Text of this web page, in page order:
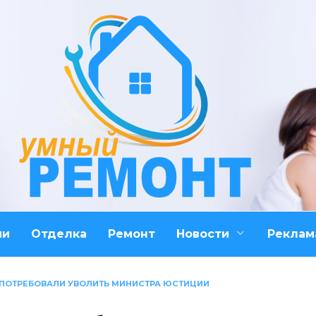
Отделка Ремонт Новости
УВОЛИТЬ МИНИСТРА ЮСТИЦИИ